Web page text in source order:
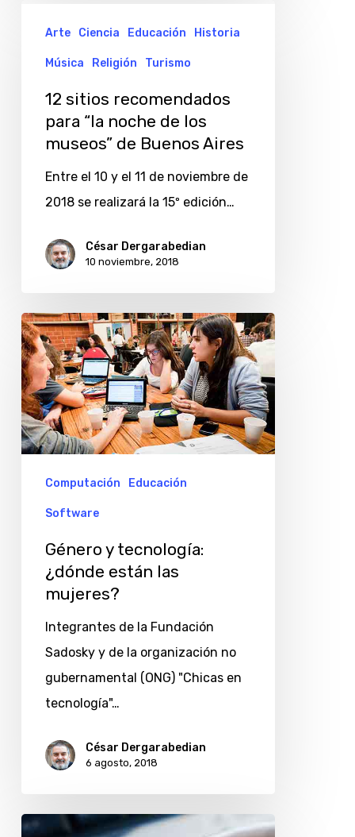
sitios
recomendados
noche
Buenos
Arte Ciencia Educación Historia
Música Religión Turismo
12 sitios recomendados
para “la noche de los
museos” de Buenos Aires
Entre el 10 y el 11 de noviembre de
2018 se realizará la 15º edición…
César Dergarabedian
10 noviembre, 2018
Género
y
tecnología:
¿dónde
están
las
mujeres?
Computación Educación
Software
Género y tecnología:
¿dónde están las
mujeres?
Integrantes de la Fundación
Sadosky y de la organización no
gubernamental (ONG) "Chicas en
tecnología"…
César Dergarabedian
6 agosto, 2018
Científicos